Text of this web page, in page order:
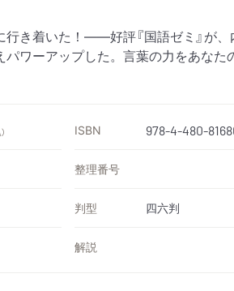
き着いた！――好評『国語ゼミ』が、
ワーアップした。言葉の力をあなた
ISBN 978-4-480-
整理番号
判型 四六判
解説